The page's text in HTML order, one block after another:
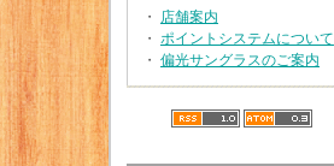
・ 店舗案内
・ ポイントシステムについて
・ 偏光サングラスのご案内